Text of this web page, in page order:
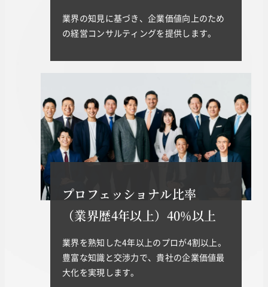
業界の知見に基づき、企業価値向上のため
の経営コンサルティングを提供します。
プロフェッショナル比率
（業界歴4年以上）40%以上
業界を熟知した4年以上のプロが4割以上。
豊富な知識と交渉力で、貴社の企業価値最
大化を実現します。